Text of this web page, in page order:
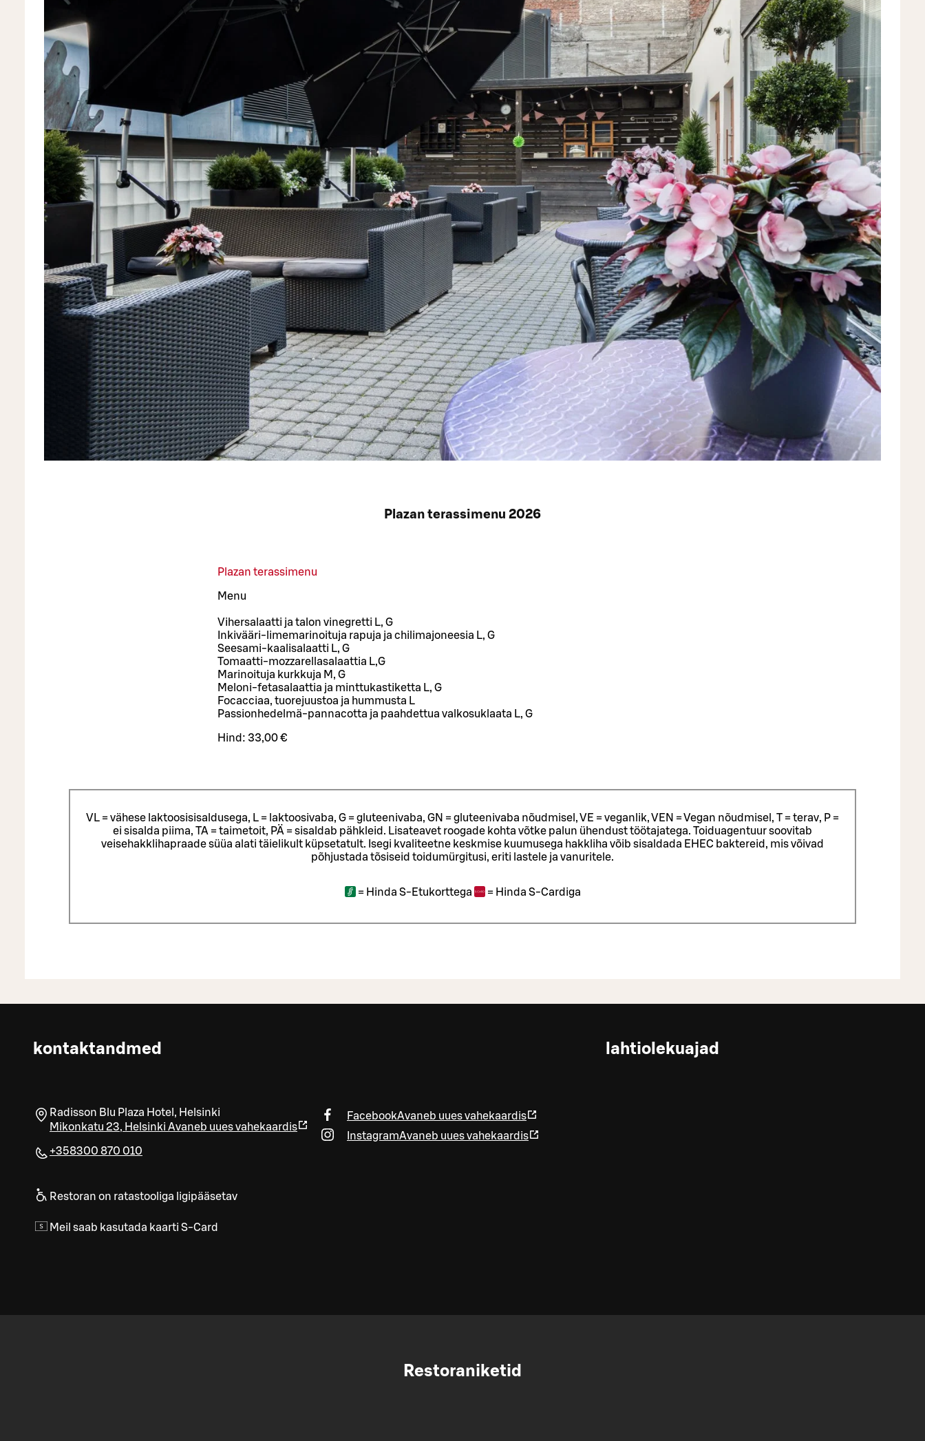
Plazan terassimenu 2026
Plazan terassimenu
Menu
Vihersalaatti ja talon vinegretti L, G
Inkivääri-limemarinoituja rapuja ja chilimajoneesia L, G
Seesami-kaalisalaatti L, G
Tomaatti-mozzarellasalaattia L,G
Marinoituja kurkkuja M, G
Meloni-fetasalaattia ja minttukastiketta L, G
Focacciaa, tuorejuustoa ja hummusta L
Passionhedelmä-pannacotta ja paahdettua valkosuklaata L, G
Hind: 33,00 €
VL = vähese laktoosisisaldusega, L = laktoosivaba, G = gluteenivaba, GN = gluteenivaba nõudmisel, VE = veganlik, VEN = Vegan nõudmisel, T = terav, P =
ei sisalda piima, TA = taimetoit, PÄ = sisaldab pähkleid. Lisateavet roogade kohta võtke palun ühendust töötajatega. Toiduagentuur soovitab
veisehakklihapraade süüa alati täielikult küpsetatult. Isegi kvaliteetne keskmise kuumusega hakkliha võib sisaldada EHEC baktereid, mis võivad
põhjustada tõsiseid toidumürgitusi, eriti lastele ja vanuritele.
= Hinda S-Etukorttega = Hinda S-Cardiga
kontaktandmed
Radisson Blu Plaza Hotel, Helsinki
Mikonkatu 23, Helsinki Avaneb uues vahekaardis
+358300 870 010
Restoran on ratastooliga ligipääsetav
Meil saab kasutada kaarti S-Card
FacebookAvaneb uues vahekaardis
InstagramAvaneb uues vahekaardis
lahtiolekuajad
Restoraniketid